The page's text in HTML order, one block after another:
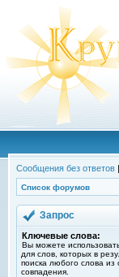
Сообщения без ответов |
Список форумов
Запрос
Ключевые слова:
Вы можете
для слов, которых в
поиска любого слова из
совпадения.